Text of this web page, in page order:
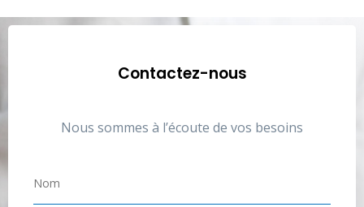
Contactez-nous
Nous sommes à l’écoute de vos besoins
N